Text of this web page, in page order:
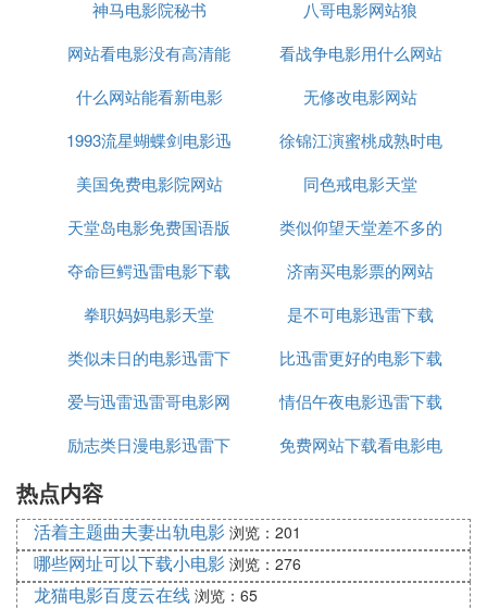
总之，《杀手47》(Hitman)[BDRip]这个版本值得一
看，它提供了令人满意的观影体验。如果你对这部电
查找并下载，相信不会让你失望。
神马电影院秘书
八哥电影网站狼
网站看电影没有高清能
看战争电影用什么网站
可以看
什么网站能看新电影
无修改电影网站
1993流星蝴蝶剑电影迅
雷下载
徐锦江演蜜桃成熟时电
影迅雷下载
美国免费电影院网站
同色戒电影天堂
天堂岛电影免费国语版
类似仰望天堂差不多的
电影
夺命巨鳄迅雷电影下载
济南买电影票的网站
拳职妈妈电影天堂
是不可电影迅雷下载
类似未日的电影迅雷下
载
比迅雷更好的电影下载
app
爱与迅雷迅雷哥电影网
情侣午夜电影迅雷下载
迅雷下载
励志类日漫电影迅雷下
免费网站下载看电影电
热点内容
活着主题曲夫妻出轨电影 浏览：201
哪些网址可以下载小电影 浏览：276
龙猫电影百度云在线 浏览：65